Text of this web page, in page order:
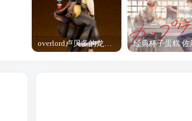
overlord卢贝多的龙王谁厉害 「Overlord」露普斯蕾琪娜·贝塔手办开订